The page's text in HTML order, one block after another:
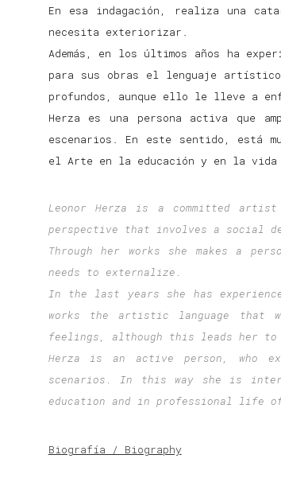
ABISMO / ABYSS
En esa indagación, realiza una
necesita exteriorizar.
Además, en los últimos años ha
para sus obras el lenguaje artístico
profundos, aunque ello le lleve a
Herza es una persona activa que
escenarios. En este sentido, está
el Arte en la educación y en la vida
Leonor Herza is a committed
perspective that involves a social
Through her works she makes a
needs to externalize.
In the last years she has
works the artistic language that
feelings, although this leads her to
Herza is an active person, who
scenarios. In this way she is
education and in professional life
Biografía / Biography